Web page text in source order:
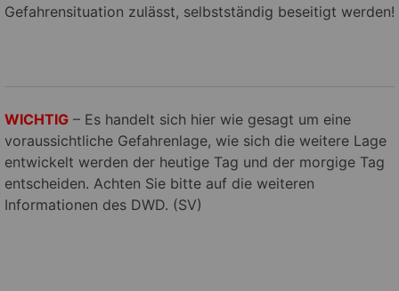
Gefahrensituation zulässt, selbstständig beseitigt werden!
WICHTIG – Es handelt sich hier wie gesagt um eine
voraussichtliche Gefahrenlage, wie sich die weitere Lage
entwickelt werden der heutige Tag und der morgige Tag
entscheiden. Achten Sie bitte auf die weiteren
Informationen des DWD. (SV)